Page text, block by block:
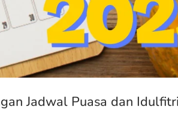
Jadwal Puasa dan Idulfitri